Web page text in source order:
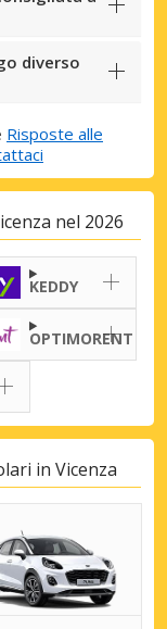
diverso
Risposte alle
nel 2026
KEDDY
OPTIMORENT
in Vicenza